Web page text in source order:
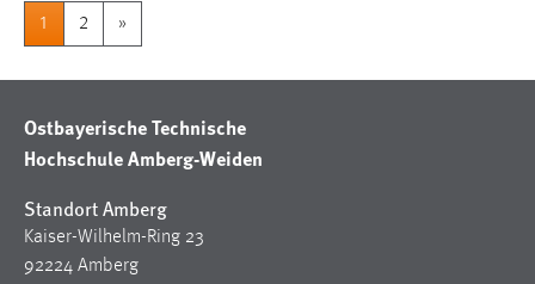
1 2 »
Ostbayerische Technische
Hochschule Amberg-Weiden
Standort Amberg
Kaiser-Wilhelm-Ring 23
92224 Amberg